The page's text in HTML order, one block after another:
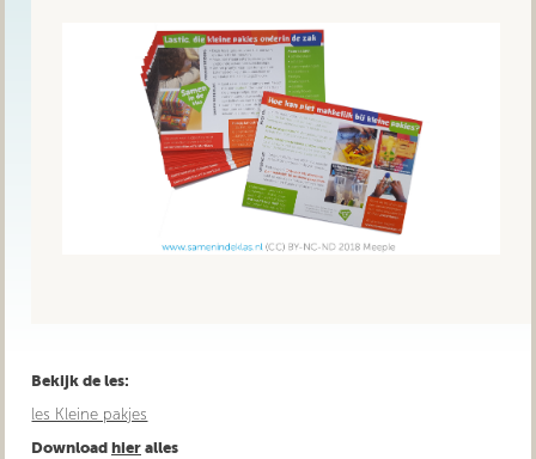
Bekijk de les:
les Kleine pakjes
Download hier alles